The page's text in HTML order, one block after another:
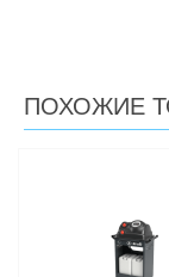
ПОХОЖИЕ